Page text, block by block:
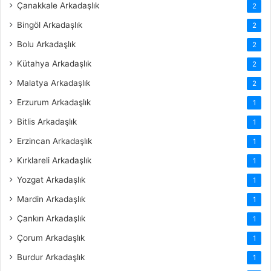
Çanakkale Arkadaşlık 2
Bingöl Arkadaşlık 2
Bolu Arkadaşlık 2
Kütahya Arkadaşlık 2
Malatya Arkadaşlık 2
Erzurum Arkadaşlık 1
Bitlis Arkadaşlık 1
Erzincan Arkadaşlık 1
Kırklareli Arkadaşlık 1
Yozgat Arkadaşlık 1
Mardin Arkadaşlık 1
Çankırı Arkadaşlık 1
Çorum Arkadaşlık 1
Burdur Arkadaşlık 1